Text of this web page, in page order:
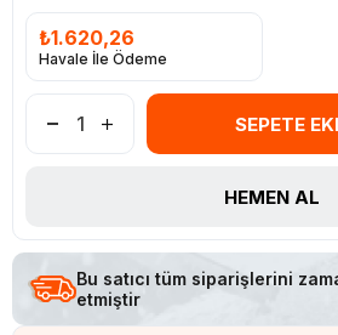
₺1.620,26
Havale İle Ödeme
Bu satıcı tüm siparişlerini
etmiştir